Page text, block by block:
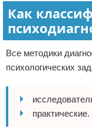
Как
Все методики
психологических
практические.